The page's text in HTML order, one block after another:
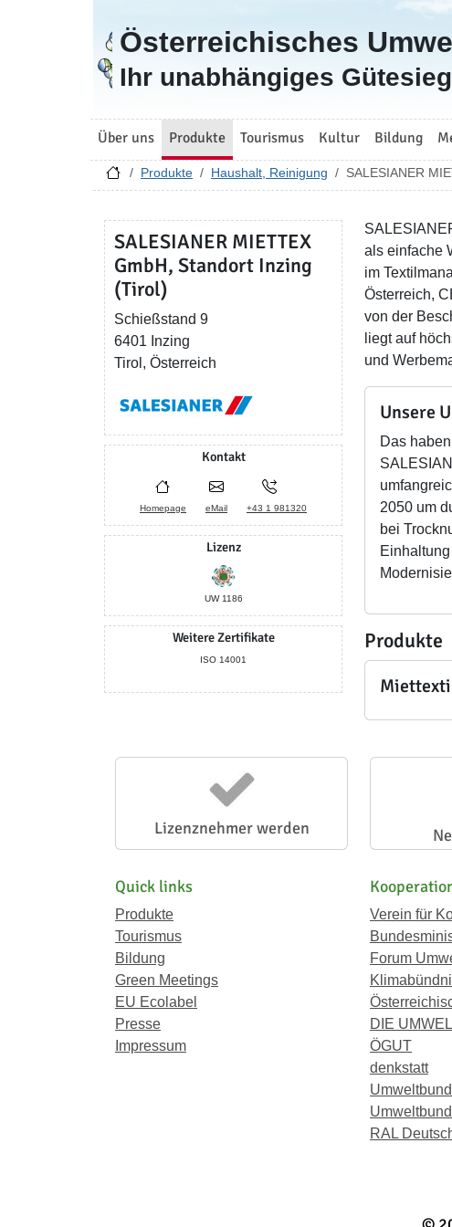
Zur Startseite
Österreichisches
Ihr unabhängiges
Über uns Produkte Tourismus Kultur Bildung
Produkte Haushalt, Reinigung SALESIANER
SALESIANER MIETTEX
GmbH, Standort Inzing
(Tirol)
Schießstand 9
6401 Inzing
Tirol, Österreich
Kontakt
Homepage eMail +43 1 981320
Lizenz
UW 1186
Weitere Zertifikate
ISO 14001
als einfache
im
Österreich,
von der
liegt auf
und
Unsere
Das
2050 um
bei
Produkte
Lizenznehmer werden
Quick links
Produkte
Tourismus
Bildung
Green Meetings
EU Ecolabel
Presse
Impressum
Verein für
Forum
DIE
ÖGUT
denkstatt
RAL